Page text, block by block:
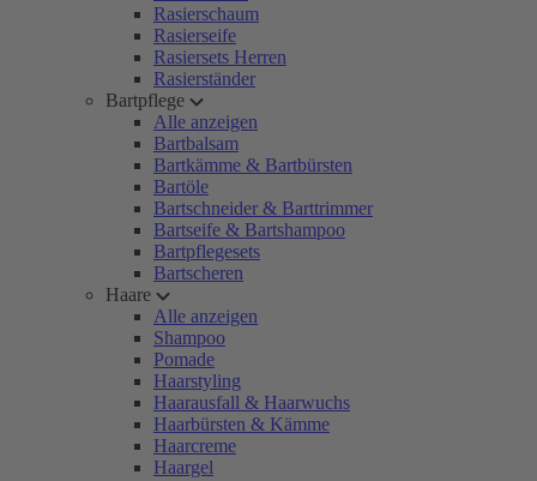
Rasierschaum
Rasierseife
Rasiersets Herren
Rasierständer
Bartpflege
Alle anzeigen
Bartbalsam
Bartkämme & Bartbürsten
Bartöle
Bartschneider & Barttrimmer
Bartseife & Bartshampoo
Bartpflegesets
Bartscheren
Haare
Alle anzeigen
Shampoo
Pomade
Haarstyling
Haarausfall & Haarwuchs
Haarbürsten & Kämme
Haarcreme
Haargel